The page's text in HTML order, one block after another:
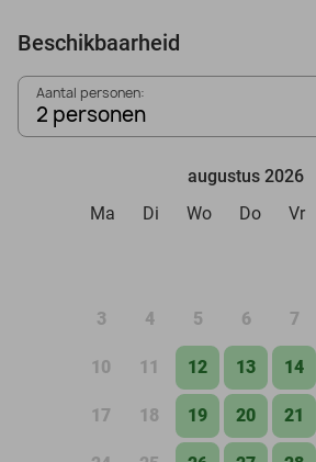
Beschikbaarheid
Aantal personen:
2 personen
augustus 2026
Ma
Di Wo Do Vr
3 4 5 6 7
10 11 12 13 14
17 18 19 20 21